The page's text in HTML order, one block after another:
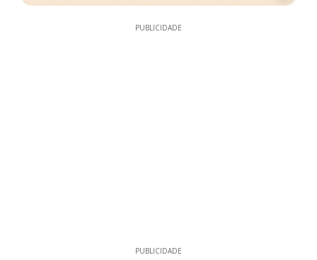
PUBLICIDADE
PUBLICIDADE